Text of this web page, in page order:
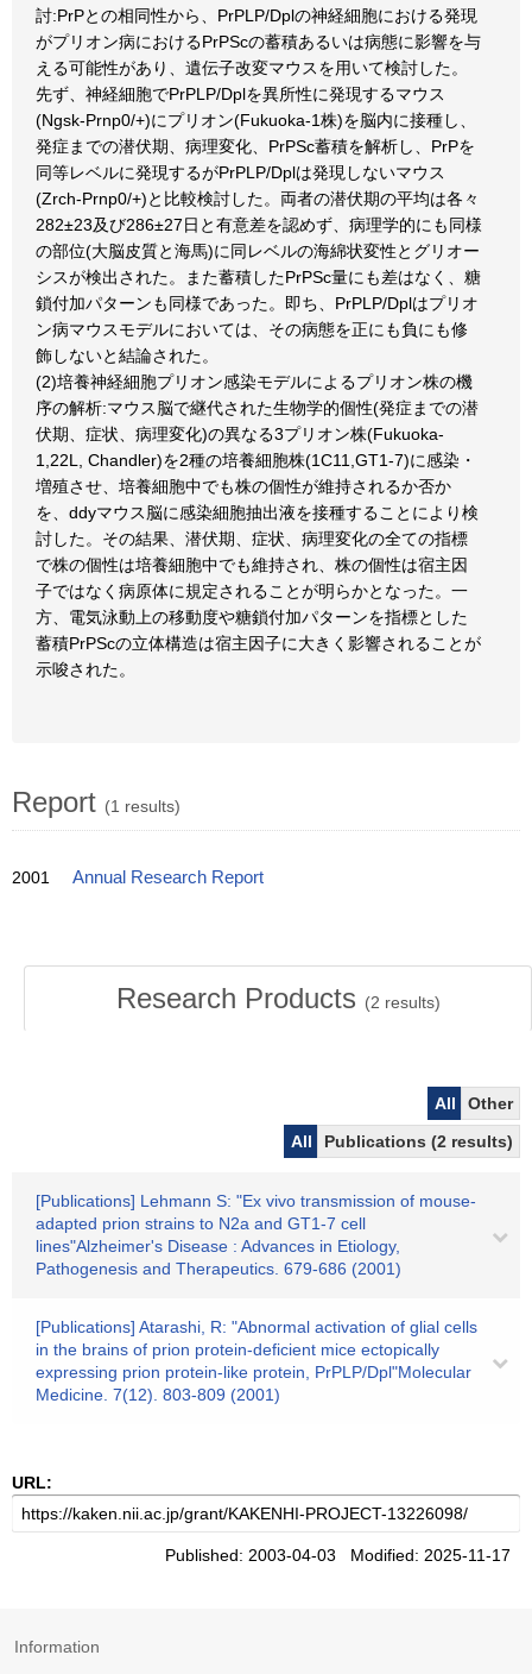
討:PrPとの相同性から、PrPLP/Dplの神経細胞における発現
がプリオン病におけるPrPScの蓄積あるいは病態に影響を与
える可能性があり、遺伝子改変マウスを用いて検討した。
先ず、神経細胞でPrPLP/Dplを異所性に発現するマウス
(Ngsk-Prnp0/+)にプリオン(Fukuoka-1株)を脳内に接種し、
発症までの潜伏期、病理変化、PrPSc蓄積を解析し、PrPを
同等レベルに発現するがPrPLP/Dplは発現しないマウス
(Zrch-Prnp0/+)と比較検討した。両者の潜伏期の平均は各々
282±23及び286±27日と有意差を認めず、病理学的にも同様
の部位(大脳皮質と海馬)に同レベルの海綿状変性とグリオー
シスが検出された。また蓄積したPrPSc量にも差はなく、糖
鎖付加パターンも同様であった。即ち、PrPLP/Dplはプリオ
ン病マウスモデルにおいては、その病態を正にも負にも修
飾しないと結論された。
(2)培養神経細胞プリオン感染モデルによるプリオン株の機
序の解析:マウス脳で継代された生物学的個性(発症までの潜
伏期、症状、病理変化)の異なる3プリオン株(Fukuoka-
1,22L, Chandler)を2種の培養細胞株(1C11,GT1-7)に感染・
増殖させ、培養細胞中でも株の個性が維持されるか否か
を、ddyマウス脳に感染細胞抽出液を接種することにより検
討した。その結果、潜伏期、症状、病理変化の全ての指標
で株の個性は培養細胞中でも維持され、株の個性は宿主因
子ではなく病原体に規定されることが明らかとなった。一
方、電気泳動上の移動度や糖鎖付加パターンを指標とした
蓄積PrPScの立体構造は宿主因子に大きく影響されることが
示唆された。
Report (1 results)
2001 Annual Research Report
Research Products (2 results)
All
Other
All
Publications (2 results)
[Publications] Lehmann S: "Ex vivo transmission of mouse-
adapted prion strains to N2a and GT1-7 cell
lines"Alzheimer's Disease : Advances in Etiology,
Pathogenesis and Therapeutics. 679-686 (2001)
[Publications] Atarashi, R: "Abnormal activation of glial cells
in the brains of prion protein-deficient mice ectopically
expressing prion protein-like protein, PrPLP/Dpl"Molecular
Medicine. 7(12). 803-809 (2001)
URL:
Published: 2003-04-03 Modified: 2025-11-17
Information